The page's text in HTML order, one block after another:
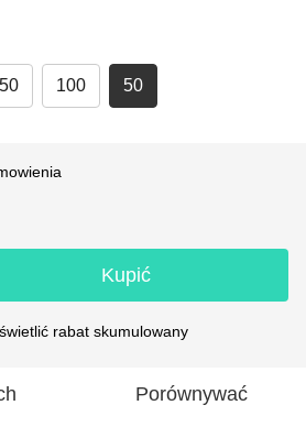
100 50
Kupić
rabat skumulowany
Porównywać